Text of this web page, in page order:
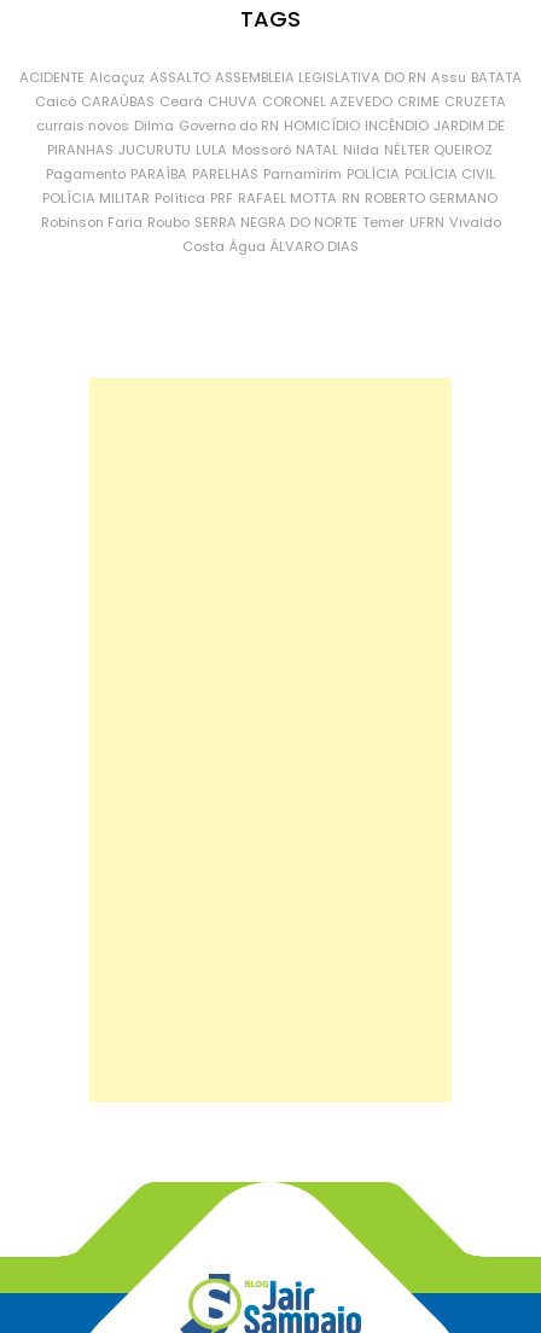
TAGS
ACIDENTE Alcaçuz ASSALTO ASSEMBLEIA LEGISLATIVA DO RN Assu BATATA
Caicó CARAÚBAS Ceará CHUVA CORONEL AZEVEDO CRIME CRUZETA
currais novos Dilma Governo do RN HOMICÍDIO INCÊNDIO JARDIM DE
PIRANHAS JUCURUTU LULA Mossoró NATAL Nilda NÉLTER QUEIROZ
Pagamento PARAÍBA PARELHAS Parnamirim POLÍCIA POLÍCIA CIVIL
POLÍCIA MILITAR Política PRF RAFAEL MOTTA RN ROBERTO GERMANO
Robinson Faria Roubo SERRA NEGRA DO NORTE Temer UFRN Vivaldo
Costa Água ÁLVARO DIAS